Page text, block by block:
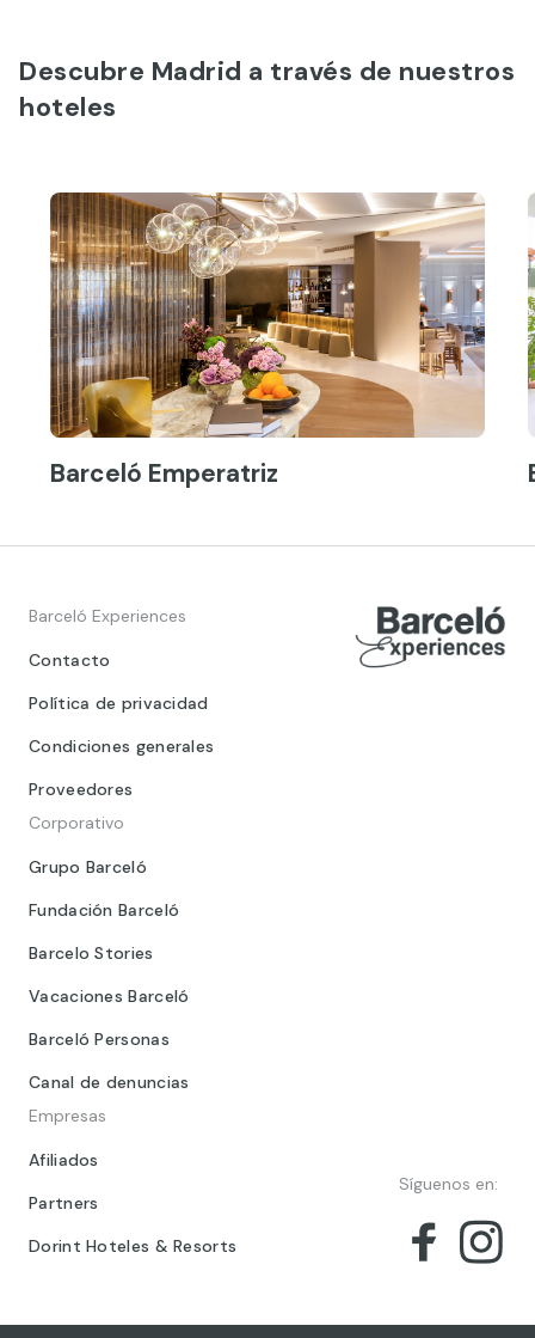
Descubre Madrid a través de nuestros
hoteles
Barceló Emperatriz
Barceló Experiences
Contacto
Política de privacidad
Condiciones generales
Proveedores
Corporativo
Grupo Barceló
Fundación Barceló
Barcelo Stories
Vacaciones Barceló
Barceló Personas
Canal de denuncias
Empresas
Afiliados
Partners
Dorint Hoteles & Resorts
Síguenos en: